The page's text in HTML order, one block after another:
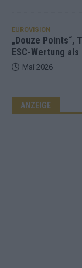
EUROVISION
„Douze Points“,
ESC-Wertung
Mai 2026
ANZEIGE